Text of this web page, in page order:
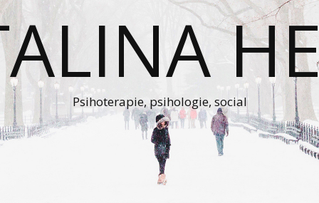
Psihoterapie, psihologie, social